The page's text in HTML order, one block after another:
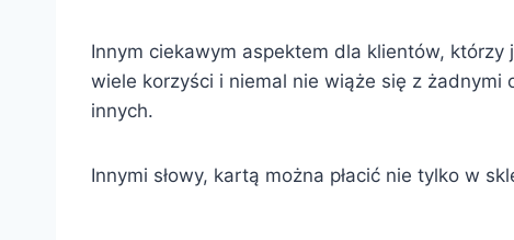
Innym ciekawym aspektem dla klientów,
wiele korzyści i niemal nie wiąże się z żadnymi
innych.
Innymi słowy, kartą można płacić nie tylko w